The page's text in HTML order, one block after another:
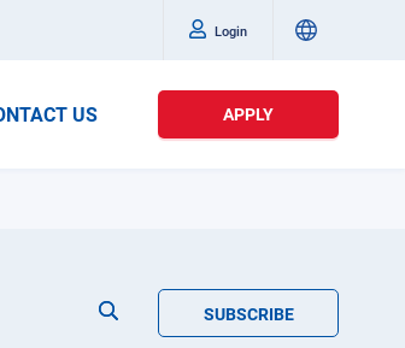
Login
US APPLY
SUBSCRIBE